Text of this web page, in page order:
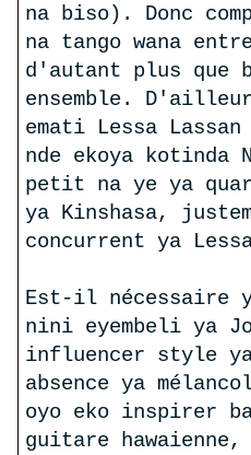
na biso). Donc
na tango wana
d'autant plus que
ensemble.
emati Lessa
nde ekoya kotinda
petit na ye ya
ya Kinshasa,
concurrent ya
Est-il nécessaire
nini eyembeli ya
influencer style
absence ya
oyo eko inspirer
guitare hawaienne,